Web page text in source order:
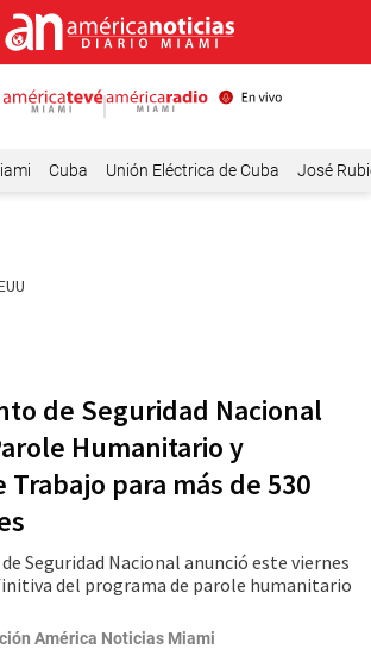
Cuba Unión Eléctrica de Cuba José
de Seguridad Nacional
Humanitario y
Trabajo para más de 530
Seguridad Nacional anunció este viernes
del programa de parole humanitario
América Noticias Miami